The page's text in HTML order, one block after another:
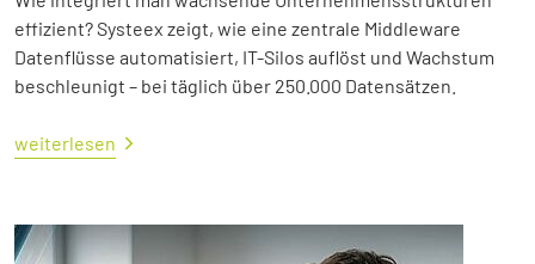
effizient? Systeex zeigt, wie eine zentrale Middleware
Datenflüsse automatisiert, IT-Silos auflöst und Wachstum
beschleunigt – bei täglich über 250.000 Datensätzen.
weiterlesen